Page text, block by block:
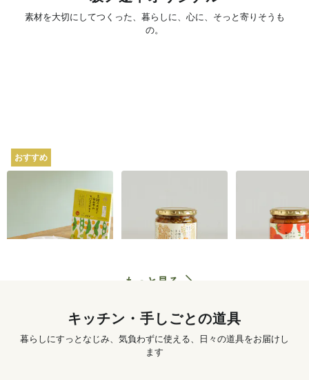
素材を大切にしてつくった、暮らしに、心に、そっと寄りそうも
の。
おすすめ
坂ノ途中オリジナル
2種の大豆と白みその
スパイスカレー 180g
620円〜
らし寿司 250g
1,250
ぜごはん 250g
もっと見る
キッチン・手しごとの道具
暮らしにすっとなじみ、気負わずに使える、日々の道具をお届けし
ます